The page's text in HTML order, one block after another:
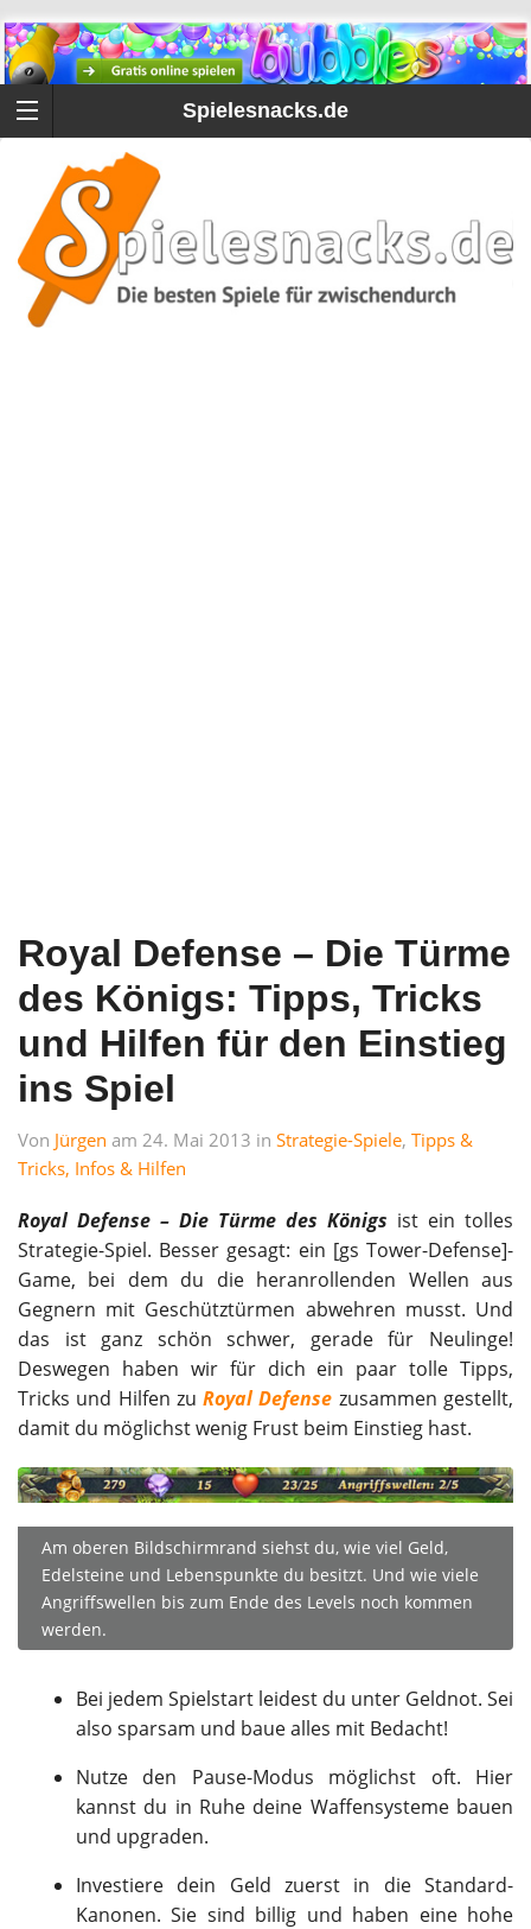
Spielesnacks.de
Royal Defense – Die Türme
des Königs: Tipps, Tricks
und Hilfen für den Einstieg
ins Spiel
Von Jürgen am 24. Mai 2013 in Strategie-Spiele, Tipps &
Tricks, Infos & Hilfen
Royal Defense – Die Türme des Königs ist ein tolles
Strategie-Spiel. Besser gesagt: ein [gs Tower-Defense]-
Game, bei dem du die heranrollenden Wellen aus
Gegnern mit Geschütztürmen abwehren musst. Und
das ist ganz schön schwer, gerade für Neulinge!
Deswegen haben wir für dich ein paar tolle Tipps,
Tricks und Hilfen zuRoyal Defense zusammen gestellt,
damit du möglichst wenig Frust beim Einstieg hast.
Am oberen Bildschirmrand siehst du, wie viel Geld,
Edelsteine und Lebenspunkte du besitzt. Und wie viele
Angriffswellen bis zum Ende des Levels noch kommen
werden.
Bei jedem Spielstart leidest du unter Geldnot. Sei
also sparsam und baue alles mit Bedacht!
Nutze den Pause-Modus möglichst oft. Hier
kannst du in Ruhe deine Waffensysteme bauen
und upgraden.
Investiere dein Geld zuerst in die Standard-
Kanonen. Sie sind billig und haben eine hohe